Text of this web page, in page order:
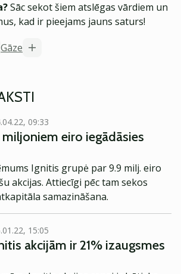
Sāc sekot šiem atslēgas vārdiem un
kad ir pieejams jauns saturs!
Gāze
09:33
eiro iegādāsies
Ignitis grupė par 9.9 milj. eiro
akcijas. Attiecīgi pēc tam sekos
samazināšana.
15:05
akcijām ir 21% izaugsmes